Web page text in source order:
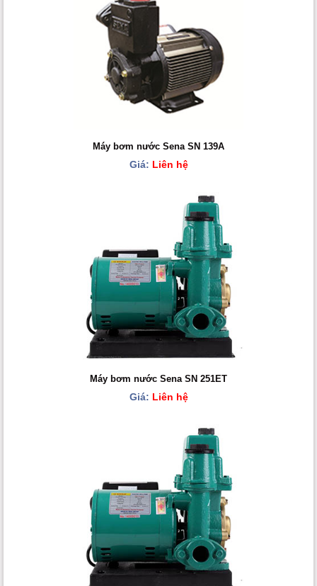
Máy bơm nước Sena SN 139A
Giá: Liên hệ
Máy bơm nước Sena SN 251ET
Giá: Liên hệ